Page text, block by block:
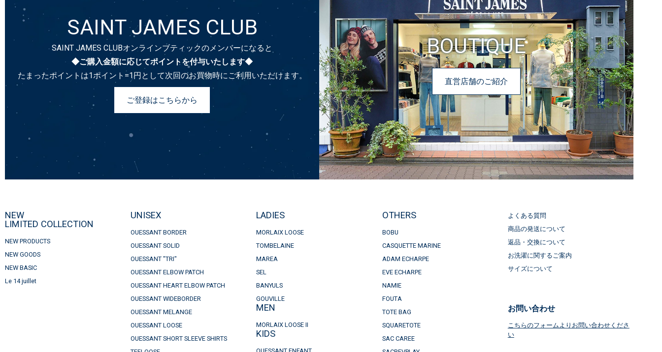
SAINT JAMES CLUB
SAINT JAMES CLUBオンラインブティックのメンバーになると
◆ご購入金額に応じてポイントを付与いたします◆
たまったポイントは1ポイント=1円として次回のお買物時にご利用いただけます。
ご登録はこちらから
BOUTIQUE
直営店舗のご紹介
NEW
LIMITED COLLECTION
NEW PRODUCTS
NEW GOODS
NEW BASIC
Le 14 juillet
UNISEX
OUESSANT BORDER
OUESSANT SOLID
OUESSANT "TRI"
OUESSANT ELBOW PATCH
OUESSANT HEART ELBOW PATCH
OUESSANT WIDEBORDER
OUESSANT MELANGE
OUESSANT LOOSE
OUESSANT SHORT SLEEVE SHIRTS
LADIES
MORLAIX LOOSE
TOMBELAINE
MAREA
SEL
BANYULS
GOUVILLE
MEN
MORLAIX LOOSE II
KIDS
OTHERS
BOBU
CASQUETTE MARINE
ADAM ECHARPE
EVE ECHARPE
NAMIE
FOUTA
TOTE BAG
SQUARETOTE
SAC CAREE
よくある質問
商品の発送について
返品・交換について
お洗濯に関するご案内
サイズについて
お問い合わせ
こちらのフォームよりお問い合わせくださ
い